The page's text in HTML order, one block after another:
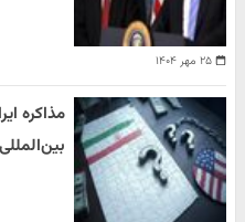
۲۵ مهر ۱۴۰۴
مذاکره
بین‌المللی